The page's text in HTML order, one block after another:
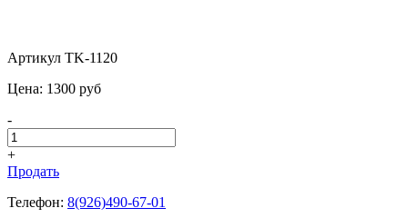
Артикул TK-1120
Цена: 1300 pуб
-
+
Продать
Телефон: 8(926)490-67-01